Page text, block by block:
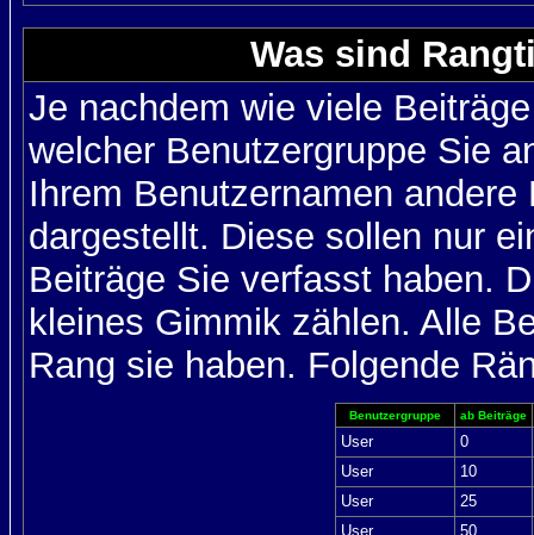
Was sind
Je nachdem wie viele
welcher Benutzergruppe Sie
Ihrem Benutzernamen
dargestellt. Diese sollen nur
Beiträge Sie verfasst haben.
kleines Gimmik zählen. Alle
Rang sie haben. Folgende
Benutzergruppe ab Beiträge
User
0
User
10
User
25
User
50